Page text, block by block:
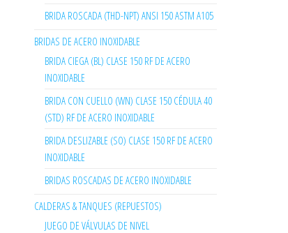
BRIDA ROSCADA (THD-NPT) ANSI 150 ASTM A105
BRIDAS DE ACERO INOXIDABLE
BRIDA CIEGA (BL) CLASE 150 RF DE ACERO
INOXIDABLE
BRIDA CON CUELLO (WN) CLASE 150 CÉDULA 40
(STD) RF DE ACERO INOXIDABLE
BRIDA DESLIZABLE (SO) CLASE 150 RF DE ACERO
INOXIDABLE
BRIDAS ROSCADAS DE ACERO INOXIDABLE
CALDERAS & TANQUES (REPUESTOS)
JUEGO DE VÁLVULAS DE NIVEL